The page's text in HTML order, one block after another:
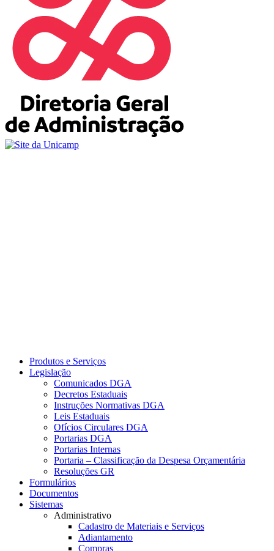
Produtos e Serviços
Legislação
Comunicados DGA
Decretos Estaduais
Instruções Normativas DGA
Leis Estaduais
Ofícios Circulares DGA
Portarias DGA
Portarias Internas
Portaria – Classificação da Despesa Orçamentária
Resoluções GR
Formulários
Documentos
Sistemas
Administrativo
Cadastro de Materiais e Serviços
Adiantamento
Compras